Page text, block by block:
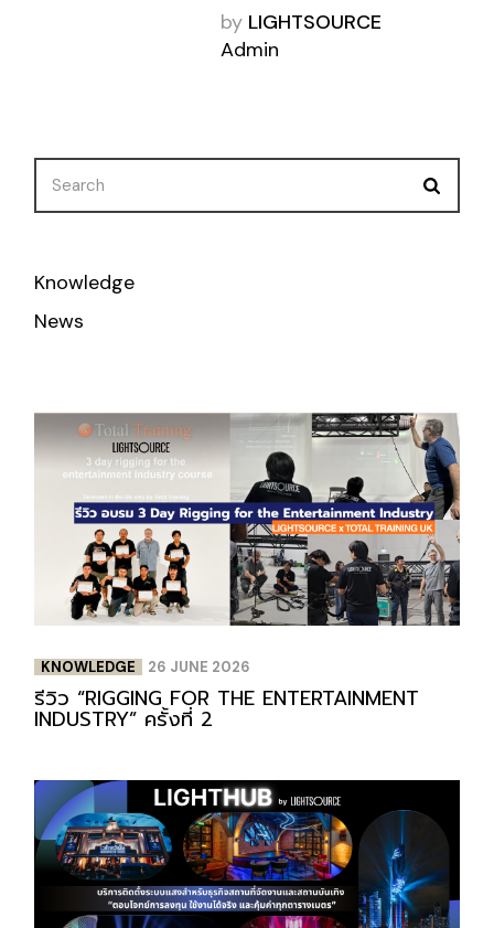
by LIGHTSOURCE
Admin
Knowledge
News
KNOWLEDGE 26 JUNE 2026
รีวิว “RIGGING FOR THE ENTERTAINMENT
INDUSTRY” ครั้งที่ 2